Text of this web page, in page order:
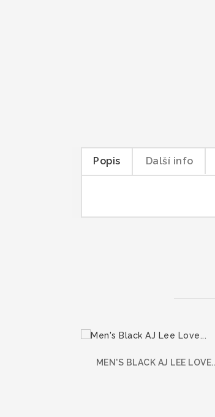
Popis Další info
MEN'S BLACK AJ LEE